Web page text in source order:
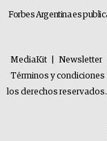
Forbes Argentina es
MediaKit Newsletter
Términos y condiciones
los derechos reservados.